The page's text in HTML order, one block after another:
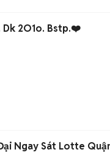
Dk 2O1o. Bstp.❤️
Ngay Sát Lotte